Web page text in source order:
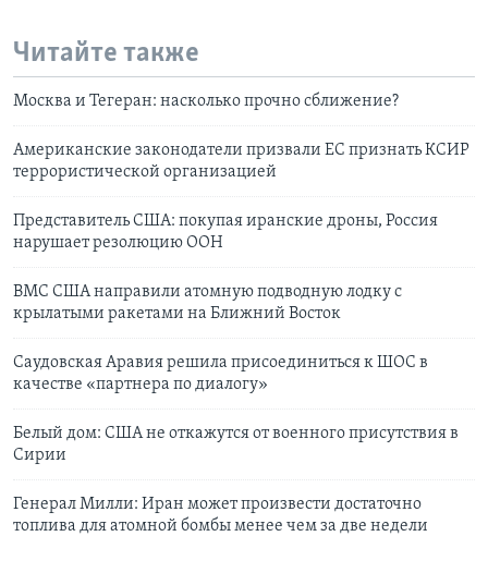
Читайте также
Москва и Тегеран: насколько прочно сближение?
Американские законодатели призвали ЕС признать КСИР
террористической организацией
Представитель США: покупая иранские дроны, Россия
нарушает резолюцию ООН
ВМС США направили атомную подводную лодку с
крылатыми ракетами на Ближний Восток
Саудовская Аравия решила присоединиться к ШОС в
качестве «партнера по диалогу»
Белый дом: США не откажутся от военного присутствия в
Сирии
Генерал Милли: Иран может произвести достаточно
топлива для атомной бомбы менее чем за две недели